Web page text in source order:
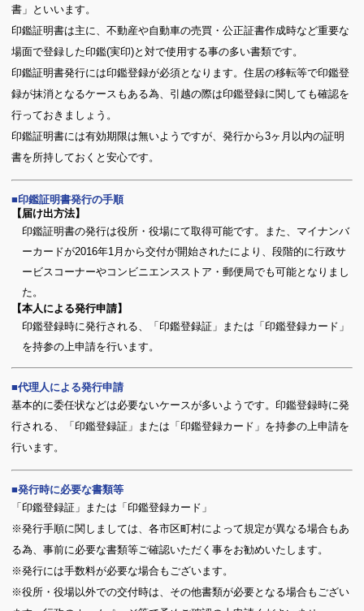
書」といいます。
印鑑証明書は主に、不動産や自動車の売買・公正証書作成時など重要な
場面で登録した印鑑(実印)と対で使用する事の多い書類です。
印鑑証明書発行には印鑑登録が必須となります。住居の移転等で印鑑登
録が抹消となるケースもある為、引越の際は印鑑登録に関しても確認を
行っておきましょう。
印鑑証明書には有効期限は無いようですが、発行から3ヶ月以内の証明
書を所持しておくと安心です。
印鑑証明書発行の手順
【届け出方法】
印鑑証明書の発行は役所・役場にて取得可能です。また、マイナンバ
ーカードが2016年1月から交付が開始されたにより、段階的に行政サ
ービスコーナーやコンビニエンスストア・郵便局でも可能となりまし
た。
【本人による発行申請】
印鑑登録時に発行される、「印鑑登録証」または「印鑑登録カード」
を持参の上申請を行います。
代理人による発行申請
基本的に委任状などは必要ないケースが多いようです。印鑑登録時に発
行される、「印鑑登録証」または「印鑑登録カード」を持参の上申請を
行います。
発行時に必要な書類等
「印鑑登録証」または「印鑑登録カード」
※発行手順に関しましては、各市区町村によって規定が異なる場合もあ
る為、事前に必要な書類等ご確認いただく事をお勧めいたします。
※発行には手数料が必要な場合もございます。
※役所・役場以外での交付時は、その他書類が必要となる場合もござい